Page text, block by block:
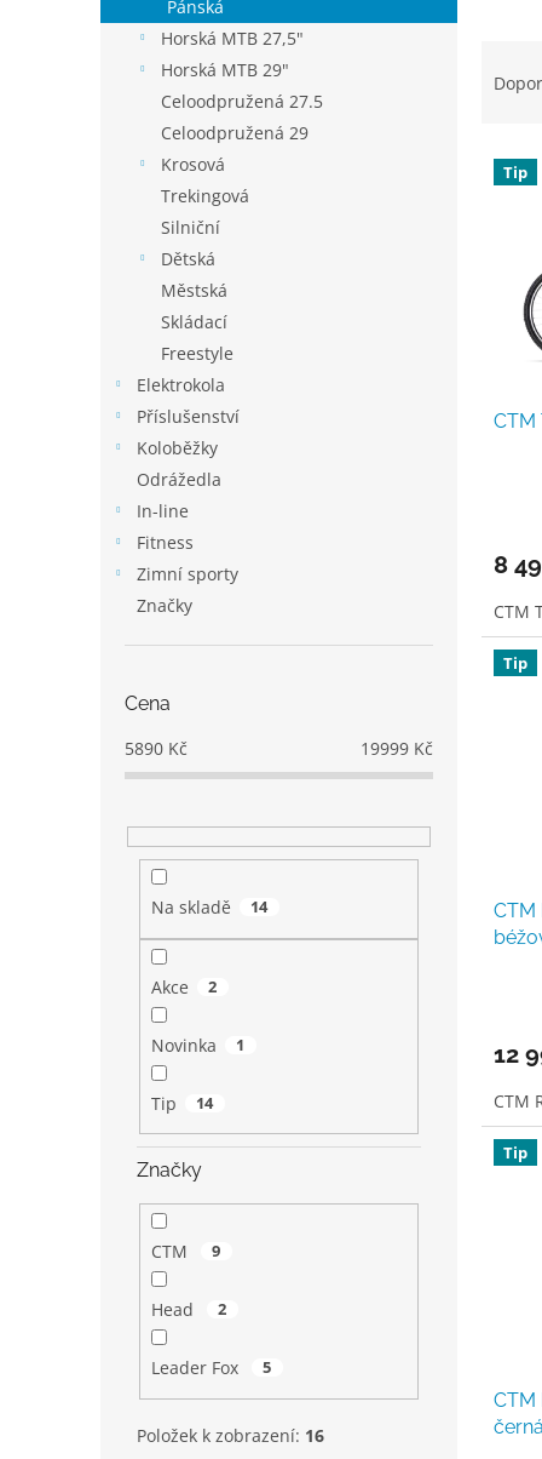
a
Pánská
Horská MTB 27,5"
Horská MTB 29"
Celoodpružená 27.5
Celoodpružená 29
Krosová
Trekingová
Silniční
Dětská
Městská
Skládací
Freestyle
Elektrokola
Příslušenství
Koloběžky
Odrážedla
In-line
Fitness
Zimní sporty
Značky
Cena
5890 Kč 19999 Kč
Na skladě 14
Akce 2
Novinka 1
Tip 14
Značky
CTM 9
Head 2
Leader Fox 5
Položek k zobrazení: 16
nV Tip
CTM
8
CTM
Tip
CTM
12
CTM
Tip
CTM
černá